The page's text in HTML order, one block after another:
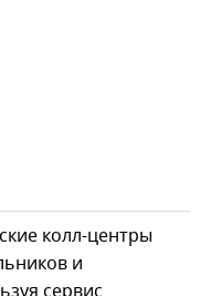
колл-центры
и